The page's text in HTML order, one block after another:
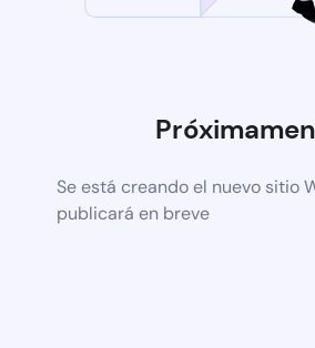
Se está creando el nuevo sitio
publicará en breve